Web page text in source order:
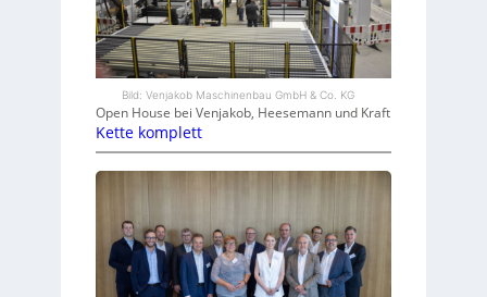
Bild: Venjakob Maschinenbau GmbH & Co. KG
Open House bei Venjakob, Heesemann und Kraft
Kette komplett